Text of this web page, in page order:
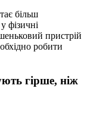
більш
фізичні
пристрій
робити
гірше, ніж